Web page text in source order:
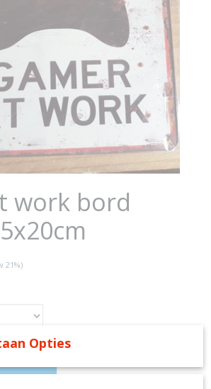
work bord
21%)
Opties